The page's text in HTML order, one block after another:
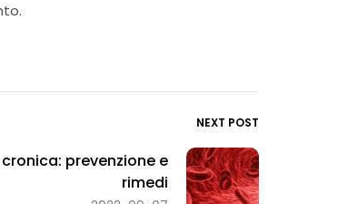
NEXT POST
prevenzione e
rimedi